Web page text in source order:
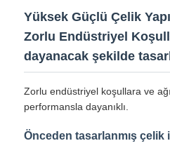
Yüksek Güçlü Çelik
Zorlu Endüstriyel
dayanacak şekilde
Zorlu endüstriyel koşullara ve
performansla dayanıklı.
Önceden tasarlanmış çelik